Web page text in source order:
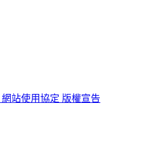
網站使用協定 版權宣告